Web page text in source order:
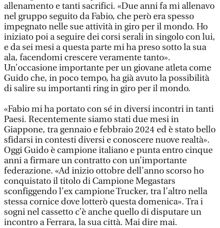
allenamento e tanti sacrifici. «Due anni fa mi allenavo
nel gruppo seguito da Fabio, che però era spesso
impegnato nelle sue attività in giro per il mondo. Ho
iniziato poi a seguire dei corsi serali in singolo con lui,
e da sei mesi a questa parte mi ha preso sotto la sua
ala, facendomi crescere veramente tanto».
Un’occasione importante per un giovane atleta come
Guido che, in poco tempo, ha già avuto la possibilità
di salire su importanti ring in giro per il mondo.
«Fabio mi ha portato con sé in diversi incontri in tanti
Paesi. Recentemente siamo stati due mesi in
Giappone, tra gennaio e febbraio 2024 ed è stato bello
sfidarsi in contesti diversi e conoscere nuove realtà».
Oggi Guido è campione italiano e punta entro cinque
anni a firmare un contratto con un’importante
federazione. «Ad inizio ottobre dell’anno scorso ho
conquistato il titolo di Campione Megastars
sconfiggendo l’ex campione Trucker, tra l’altro nella
stessa cornice dove lotterò questa domenica». Tra i
sogni nel cassetto c’è anche quello di disputare un
incontro a Ferrara, la sua città. Mai dire mai.